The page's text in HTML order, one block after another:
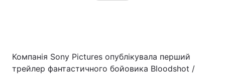
Економіка Світ
Компанія Sony Pictures опублікувала перший
трейлер фантастичного бойовика Bloodshot /